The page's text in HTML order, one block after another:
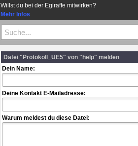
Willst du bei der Egiraffe mitwirken?
Mehr Infos
Datei "Protokoll_UE5" von "help" melden
Dein Name:
Deine Kontakt E-Mailadresse:
Warum meldest du diese Datei: